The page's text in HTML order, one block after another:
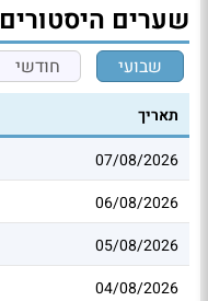
שערים היסטורים
שבועי חודשי
תאריך
07/08/2026
06/08/2026
05/08/2026
04/08/2026